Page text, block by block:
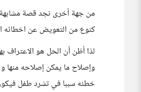
من جهة أخرى نجد قصة مشابهة
كنوع من التعويض عن اخطائه
لذا أظن أن الحل هو الاعتراف
وإصلاح ما يمكن إصلاحه منها
خطئه سببا في تشرد طفل فيكون